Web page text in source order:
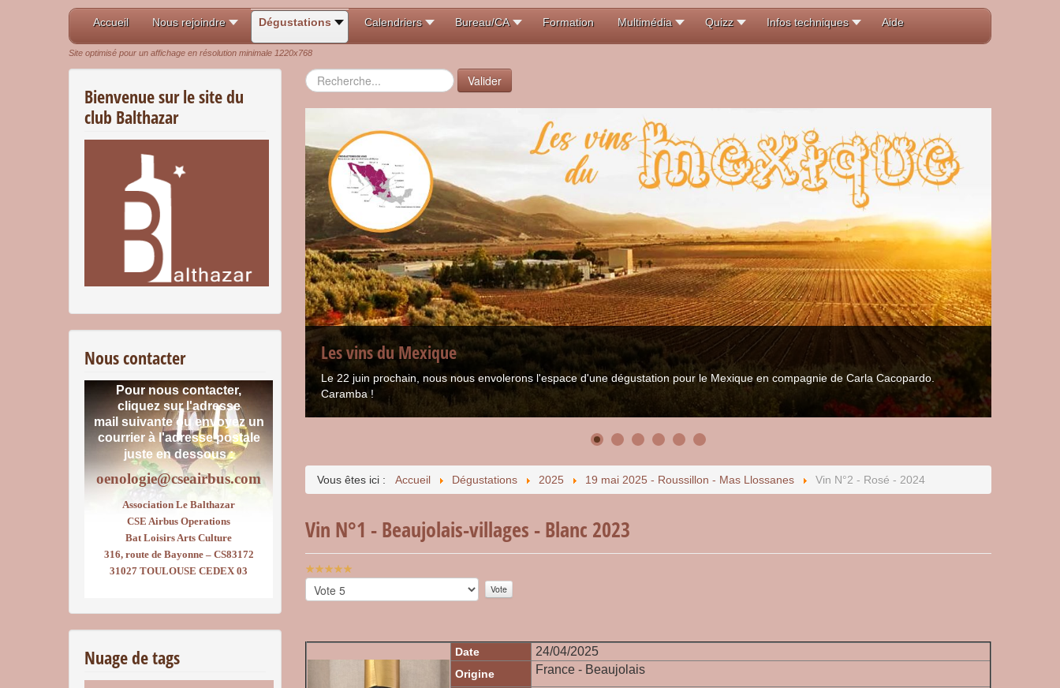
Accueil Nous rejoindre Dégustations Calendriers Bureau/CA Formation Multimédia Quizz Infos techniques Aide
Site optimisé pour un affichage en résolution minimale 1220x768
Bienvenue sur le site du
club Balthazar
Nous contacter
Pour nous contacter,
cliquez sur l'adresse
mail suivante ou envoyez un
courrierà l'adresse postale
juste en dessous :
oenologie@cseairbus.com
Association Le Balthazar
CSE Airbus Operations
Bat Loisirs Arts Culture
316, route de Bayonne – CS83172
31027 TOULOUSE CEDEX 03
Nuage de tags
Rechercher Valider
Les vins du Mexique
Le 22 juin prochain, nous nous envolerons l'espace d'une dégustation pour le Mexique en compagnie de Carla Cacopardo.
Caramba !
Vous êtes ici : Accueil Dégustations 2025 19 mai 2025 - Roussillon - Mas Llossanes Vin N°2 - Rosé - 2024
Vin N°1 - Beaujolais-villages - Blanc 2023
Vote
utilisateur:
Veuillez
voter
Date 24/04/2025
Origine France - Beaujolais